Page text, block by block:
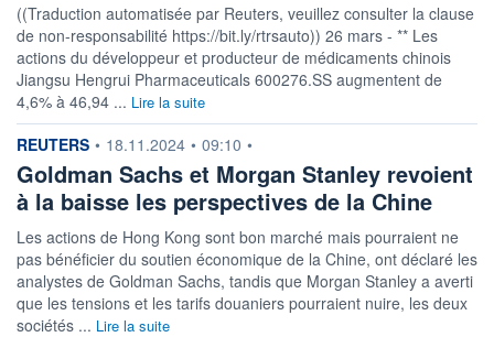
((Traduction automatisée par Reuters, veuillez consulter la clause
de non-responsabilité https://bit.ly/rtrsauto)) 26 mars - ** Les
actions du développeur et producteur de médicaments chinois
Jiangsu Hengrui Pharmaceuticals 600276.SS augmentent de
4,6% à 46,94 ... Lire la suite
information fournie par
REUTERS • 18.11.2024 • 09:10 •
Goldman Sachs et Morgan Stanley revoient
à la baisse les perspectives de la Chine
Les actions de Hong Kong sont bon marché mais pourraient ne
pas bénéficier du soutien économique de la Chine, ont déclaré les
analystes de Goldman Sachs, tandis que Morgan Stanley a averti
que les tensions et les tarifs douaniers pourraient nuire, les deux
sociétés ... Lire la suite